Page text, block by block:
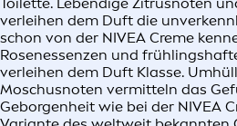
verleihen dem Duft die
schon von der NIVEA Creme
Rosenessenzen und
verleihen dem Duft Klasse.
Moschusnoten vermitteln das
Geborgenheit wie bei der NIVEA